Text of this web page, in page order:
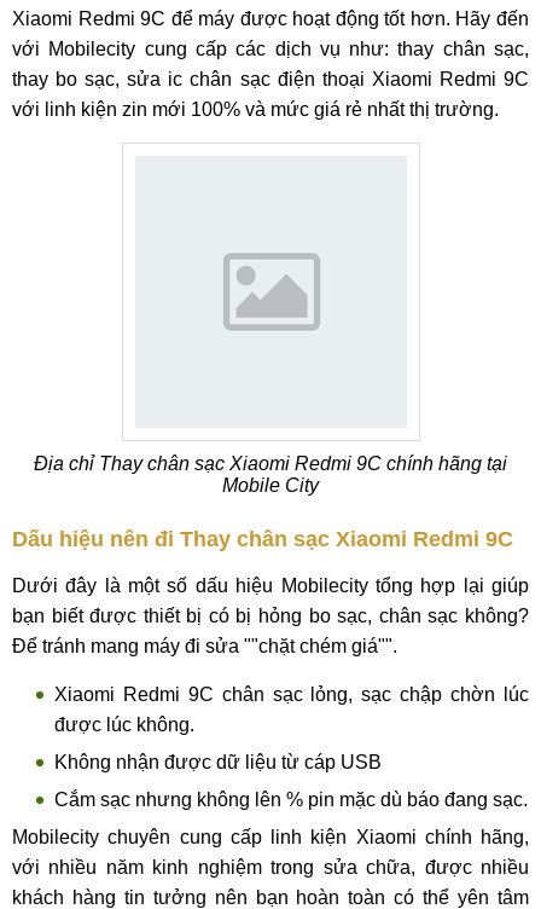
Xiaomi Redmi 9C để máy được hoạt động tốt hơn. Hãy đến
với Mobilecity cung cấp các dịch vụ như: thay chân sạc,
thay bo sạc, sửa ic chân sạc điện thoại Xiaomi Redmi 9C
với linh kiện zin mới 100% và mức giá rẻ nhất thị trường.
Địa chỉ Thay chân sạc Xiaomi Redmi 9C chính hãng tại
Mobile City
Dấu hiệu nên đi Thay chân sạc Xiaomi Redmi 9C
Dưới đây là một số dấu hiệu Mobilecity tổng hợp lại giúp
bạn biết được thiết bị có bị hỏng bo sạc, chân sạc không?
Để tránh mang máy đi sửa ""chặt chém giá"".
Xiaomi Redmi 9C chân sạc lỏng, sạc chập chờn lúc
được lúc không.
Không nhận được dữ liệu từ cáp USB
Cắm sạc nhưng không lên % pin mặc dù báo đang sạc.
Mobilecity chuyên cung cấp linh kiện Xiaomi chính hãng,
với nhiều năm kinh nghiệm trong sửa chữa, được nhiều
khách hàng tin tưởng nên bạn hoàn toàn có thể yên tâm